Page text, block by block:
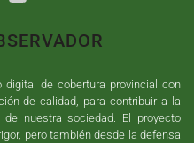
digital de cobertura provincial con
de calidad, para contribuir a la
nuestra sociedad. El proyecto
pero también desde la defensa